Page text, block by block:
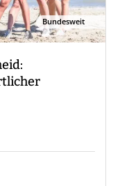
Bundesweit